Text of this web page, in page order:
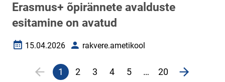
Erasmus+ õpirännete avalduste
esitamine on avatud
Loomise kuupäev
15.04.2026 Autorrakvere.ametikool
Lehekülgjaotus
Eelmine lehekülg
Praegune
1 Veebileht
2 Veebileht
3 Veebileht
4 Veebileht
5 … page
20 Järgmine